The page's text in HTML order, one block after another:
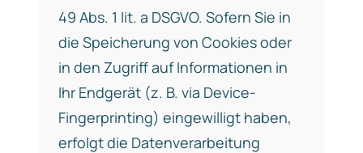
49 Abs. 1 lit. a DSGVO. Sofern Sie in
die Speicherung von Cookies oder
in den Zugriff auf Informationen in
Ihr Endgerät (z. B. via Device-
Fingerprinting) eingewilligt haben,
erfolgt die Datenverarbeitung